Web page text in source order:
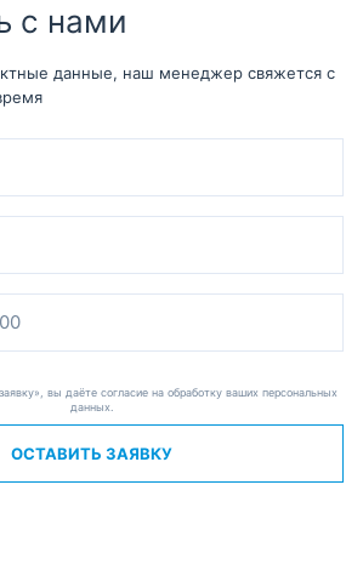
с нами
данные, наш менеджер свяжется с
вы даёте согласие на обработку ваших персональных
данных.
ОСТАВИТЬ ЗАЯВКУ